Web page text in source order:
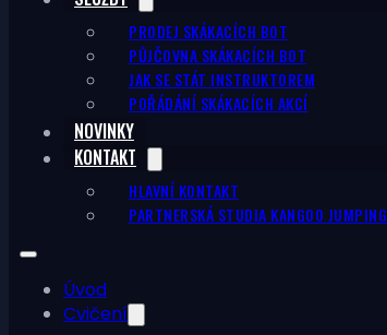
PRODEJ SKÁKACÍCH BOT
PŮJČOVNA SKÁKACÍCH BOT
JAK SE STÁT INSTRUKTOREM
POŘÁDÁNÍ SKÁKACÍCH AKCÍ
NOVINKY
KONTAKT
HLAVNÍ KONTAKT
PARTNERSKÁ STUDIA KANGOO JUMPING
Úvod
Cvičení